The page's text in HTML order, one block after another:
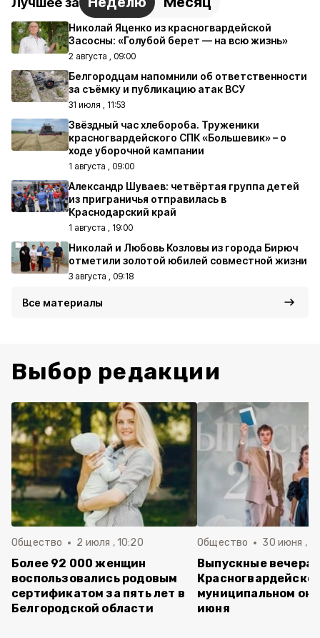
Николай Яценко из красногвардейской
Засосны: «Голубой берет — на всю жизнь»
2 августа , 09:00
Белгородцам напомнили об ответственности
за съёмку и публикацию атак ВСУ
31 июля , 11:53
Звёздный час хлебороба. Труженики
красногвардейского СПК «Большевик» – о
ходе уборочной кампании
1 августа , 09:00
Александр Шуваев: четвёртая группа детей
из приграничья отправилась в
Краснодарский край
1 августа , 19:00
Николай и Любовь Козловы из города Бирюч
отметили золотой юбилей совместной жизни
3 августа , 09:18
Все материалы
Выбор редакции
Общество 2 июля , 10:20
Более 92 000 женщин
воспользовались родовым
сертификатом за пять лет в
Белгородской области
Общество 30 июня ,
Выпускные вечера
муниципальном
июня